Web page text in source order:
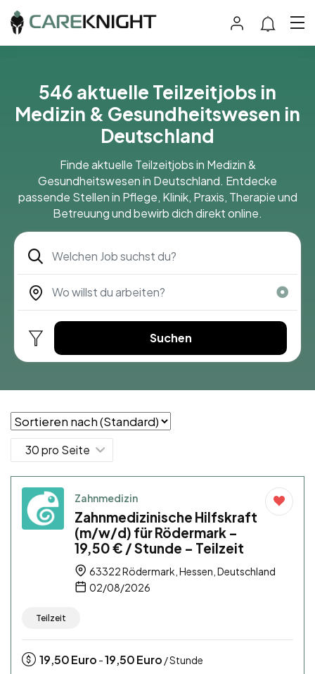
546 aktuelle Teilzeitjobs in
Medizin & Gesundheitswesen in
Deutschland
Finde aktuelle Teilzeitjobs in Medizin &
Gesundheitswesen in Deutschland. Entdecke
passende Stellen in Pflege, Klinik, Praxis, Therapie und
Betreuung und bewirb dich direkt online.
Suchen
Zahnmedizin
Zahnmedizinische Hilfskraft
(m/w/d) für Rödermark –
19,50 € / Stunde – Teilzeit
63322 Rödermark, Hessen, Deutschland
02/08/2026
Teilzeit
19,50Euro -19,50Euro / Stunde